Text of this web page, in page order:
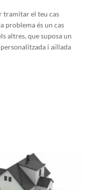
tramitar el teu cas
problema és un cas
altres, que suposa un
i aïllada